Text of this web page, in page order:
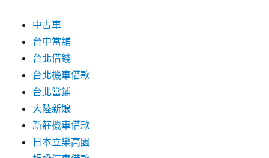
中古車
台中當舖
台北借錢
台北機車借款
台北當鋪
大陸新娘
新莊機車借款
日本立樂高園